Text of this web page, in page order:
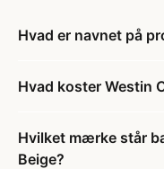
Hvad er navnet på
Hvad koster Westin
Hvilket mærke står
Beige?